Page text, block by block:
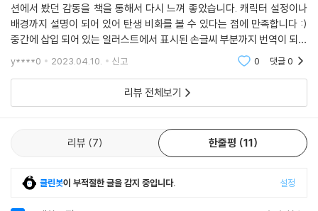
션에서 봤던 감동을 책을 통해서 다시 느껴 좋았습니다. 캐릭터 설정이나
배경까지 설명이 되어 있어 탄생 비화를 볼 수 있다는 점에 만족합니다 :)
중간에 삽입 되어 있는 일러스트에서 표시된 손글씨 부분까지 번역이 되었
다면 좋았을텐데 하는 아쉬움이 있습니다만, 대체적으로 만족스러운 책입
니다.
y****0 2023.04.10. 신고 0 댓글0
리뷰 전체보기
리뷰 7 한줄평 11
클린봇이 부적절한 글을 감지 중입니다. 설정